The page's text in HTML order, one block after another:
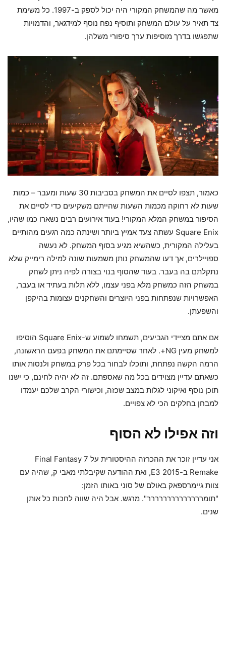
מאשר מה שהמשחק המקורי היה יכול לספק ב-1997. כל משימת
צד תאיר על עולם המשחק ותוסיף נפח נוסף למידגאר, והדמויות
שתפגשו בדרך מוסיפות ערך סיפורי משלהן.
כאמור, תצפו לסיים את המשחק בסביבות 30 שעות ומעבר – כמות
שעות לא רחוקה מכמות השעות שהייתם משקיעים כדי לסיים את
הסיפור במשחק המלא המקורי! בעוד אירועים רבים נשארו כמו שהיו,
Square Enix עשתה צעד אמיץ ביותר ושינתה כמה רגעים מהותיים
בעלילה המקורית, כשהשיא מגיע בסוף המשחק. לא נעשה
ספויילרים, אך דעו שהמשחק נותן משמעות שונה למילה רימייק שלא
נתקלתם בה בעבר. בעוד שהסוף בנוי בצורה לפיה ניתן לשחק
במשחק הזה כמשחק מלא בפני עצמו, ללא תלות בעתיד או בעבר,
האפשרויות שנפתחות בפני היוצרים והשחקנים עצומות בהיקפן
והשפעתן.
אם אתם מציידי הגביעים, תשמחו לשמוע ש-Square Enix הוסיפו
למשחק מעין NG+. לאחר שסיימתם את המשחק בפעם הראשונה,
הרמה הקשה נפתחת, ותוכלו לבחור בכל פרק במשחק ולנסות אותו
כשאתם עדיין מצוידים בכל מה שאספתם. זה לא יהיה לחינם, כי ישנו
תוכן נוסף ואיקוני לגלות במצב שכזה, וכישורי הקרב שלכם יעמדו
למבחן בחלקים הכי לא צפויים.
וזה אפילו לא הסוף
אני עדיין זוכר את ההכרזה ההיסטורית על Final Fantasy 7
Remake ב-E3 2015, ואת ההודעה שקיבלתי מאבי ק, שהיה עם
צוות גיימרספאק באולם של סוני באותו הזמן:
"תומרררררררררררררר". מרגש. אבל היה שווה לחכות כל אותן
שנים.